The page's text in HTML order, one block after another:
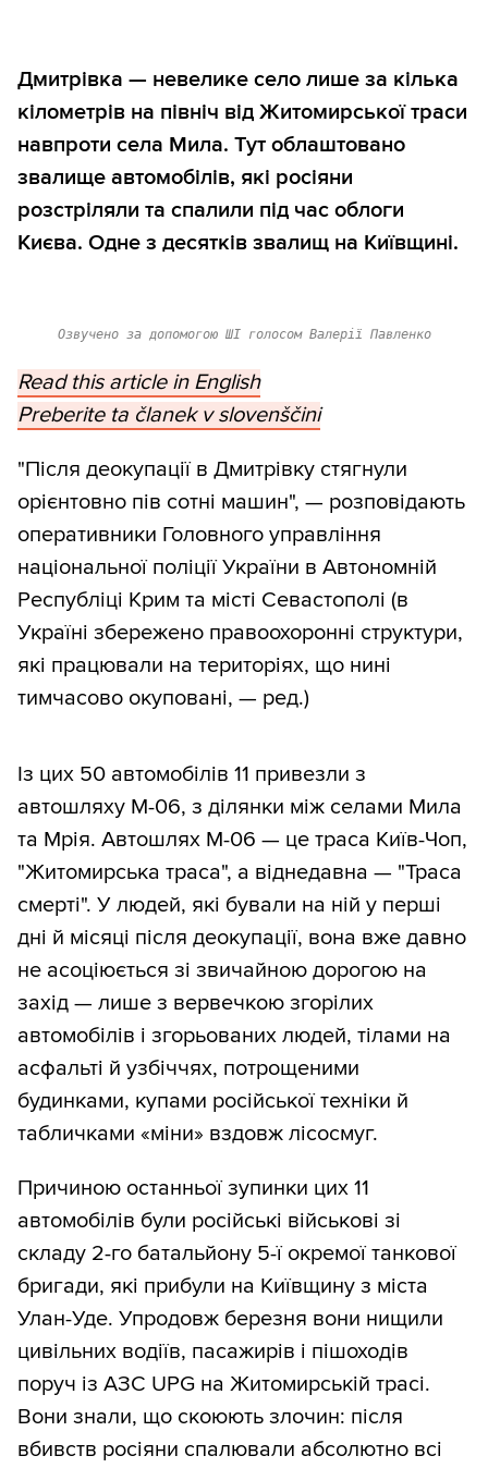
Дмитрівка — невелике село лише за кілька
кілометрів на північ від Житомирської траси
навпроти села Мила. Тут облаштовано
звалище автомобілів, які росіяни
розстріляли та спалили під час облоги
Києва. Одне з десятків звалищ на Київщині.
Озвучено за допомогою ШІ голосом Валерії Павленко
Read this article in English
Preberite ta članek v slovenščini
"Після деокупації в Дмитрівку стягнули
орієнтовно пів сотні машин", — розповідають
оперативники Головного управління
національної поліції України в Автономній
Республіці Крим та місті Севастополі (в
Україні збережено правоохоронні структури,
які працювали на територіях, що нині
тимчасово окуповані, — ред.)
Із цих 50 автомобілів 11 привезли з
автошляху М-06, з ділянки між селами Мила
та Мрія. Автошлях М-06 — це траса Київ-Чоп,
"Житомирська траса", а віднедавна — "Траса
смерті". У людей, які бували на ній у перші
дні й місяці після деокупації, вона вже давно
не асоціюється зі звичайною дорогою на
захід — лише з вервечкою згорілих
автомобілів і згорьованих людей, тілами на
асфальті й узбіччях, потрощеними
будинками, купами російської техніки й
табличками «міни» вздовж лісосмуг.
Причиною останньої зупинки цих 11
автомобілів були російські військові зі
складу 2-го батальйону 5-ї окремої танкової
бригади, які прибули на Київщину з міста
Улан-Уде. Упродовж березня вони нищили
цивільних водіїв, пасажирів і пішоходів
поруч із АЗС UPG на Житомирській трасі.
Вони знали, що скоюють злочин: після
вбивств росіяни спалювали абсолютно всі